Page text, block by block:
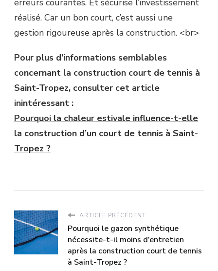
erreurs courantes. Et sécurise l’investissement
réalisé. Car un bon court, c’est aussi une
gestion rigoureuse après la construction. <br>
Pour plus d’informations semblables
concernant la construction court de tennis à
Saint-Tropez, consulter cet article
inintéressant :
Pourquoi la chaleur estivale influence-t-elle
la construction d’un court de tennis à Saint-
Tropez ?
ARTICLE PRÉCÉDENT
Pourquoi le gazon synthétique
nécessite-t-il moins d’entretien
après la construction court de tennis
à Saint-Tropez ?